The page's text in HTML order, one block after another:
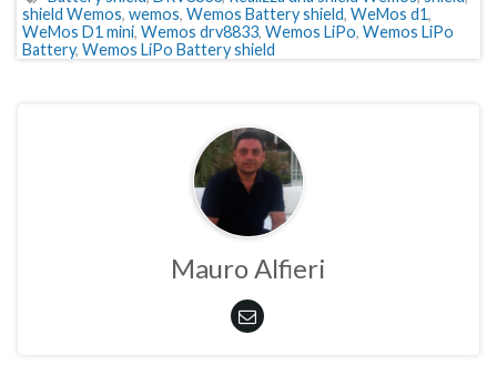
shield Wemos, wemos, Wemos Battery shield, WeMos d1,
WeMos D1 mini, Wemos drv8833, Wemos LiPo, Wemos LiPo
Battery, Wemos LiPo Battery shield
Mauro Alfieri